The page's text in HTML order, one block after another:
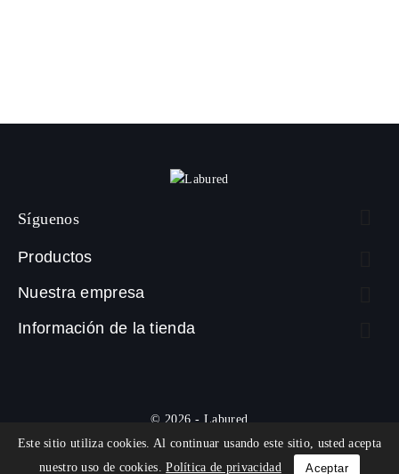
Síguenos
Productos
Nuestra empresa
Información de la tienda
Este sitio utiliza cookies. Al continuar usando este sitio, usted acepta
nuestro uso de cookies. Política de privacidad Aceptar
© 2026 - Labured